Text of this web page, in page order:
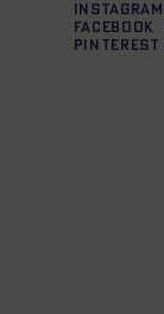
Instagram
Facebook
Pinterest